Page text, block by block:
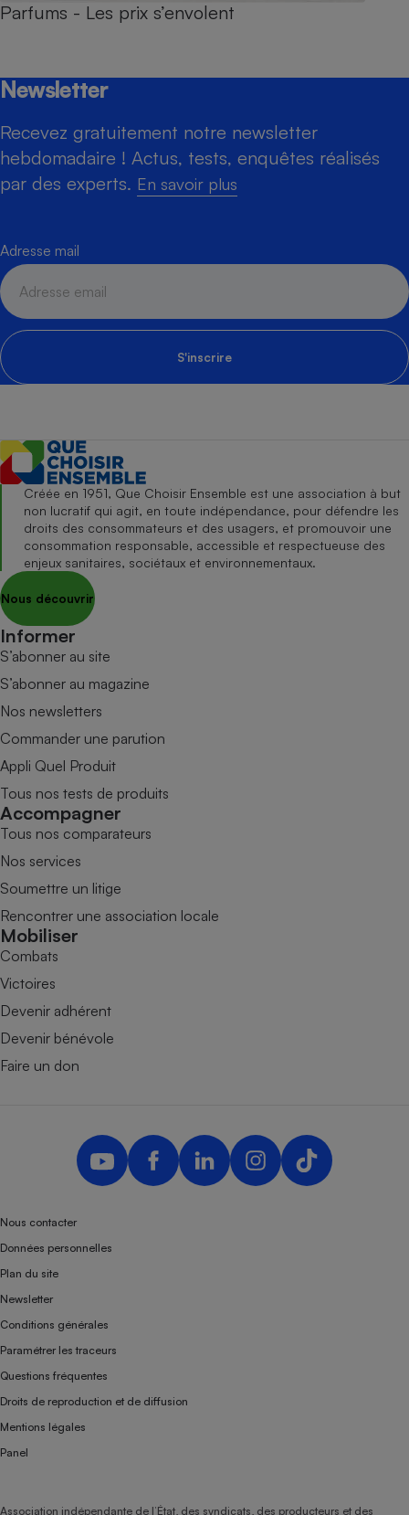
Parfums - Les prix s’envolent
Newsletter
Recevez gratuitement notre newsletter
hebdomadaire ! Actus, tests, enquêtes réalisés
par des experts. En savoir plus
Adresse mail
S'inscrire
Créée en 1951, Que Choisir Ensemble est une association à but
non lucratif qui agit, en toute indépendance, pour défendre les
droits des consommateurs et des usagers, et promouvoir une
consommation responsable, accessible et respectueuse des
enjeux sanitaires, sociétaux et environnementaux.
Nous découvrir
Informer
S’abonner au site
S’abonner au magazine
Nos newsletters
Commander une parution
Appli Quel Produit
Tous nos tests de produits
Accompagner
Tous nos comparateurs
Nos services
Soumettre un litige
Rencontrer une association locale
Mobiliser
Combats
Victoires
Devenir adhérent
Devenir bénévole
Faire un don
Nous contacter
Données personnelles
Plan du site
Newsletter
Conditions générales
Paramétrer les traceurs
Questions fréquentes
Droits de reproduction et de diffusion
Mentions légales
Panel
Association indépendante de l’État, des syndicats, des producteurs et des